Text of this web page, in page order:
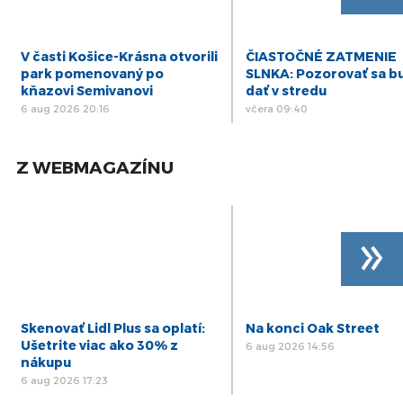
V časti Košice-Krásna otvorili
park pomenovaný po
kňazovi Semivanovi
6 aug 2026 20:16
ČIASTOČNÉ ZATMENIE
SLNKA: Pozorovať sa
dať v stredu
včera 09:40
Z WEBMAGAZÍNU
Skenovať Lidl Plus sa oplatí:
Ušetrite viac ako 30% z
nákupu
6 aug 2026 17:23
Na konci Oak Street
6 aug 2026 14:56
»